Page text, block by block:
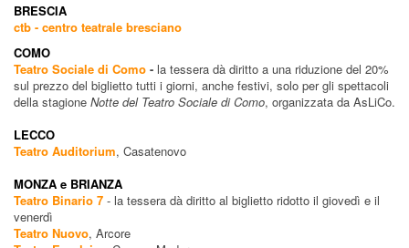
BRESCIA
ctb - centro teatrale bresciano
COMO
Teatro Sociale di Como - la tessera dà diritto a una riduzione del 20%
sul prezzo del biglietto tutti i giorni, anche festivi, solo per gli spettacoli
della stagione Notte del Teatro Sociale di Como, organizzata da AsLiCo.
LECCO
Teatro Auditorium, Casatenovo
MONZA e BRIANZA
Teatro Binario 7 - la tessera dà diritto al biglietto ridotto il giovedì e il
venerdì
Teatro Nuovo, Arcore